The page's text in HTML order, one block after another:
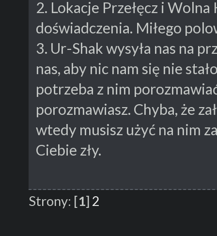
2. Lokacje Przełęcz i
doświadczenia. Miłego
3. Ur-Shak wysyła nas na
nas, aby nic nam się nie
potrzeba z nim
porozmawiasz. Chyba, że
wtedy musisz użyć na nim
Ciebie zły.
Strony: [1] 2